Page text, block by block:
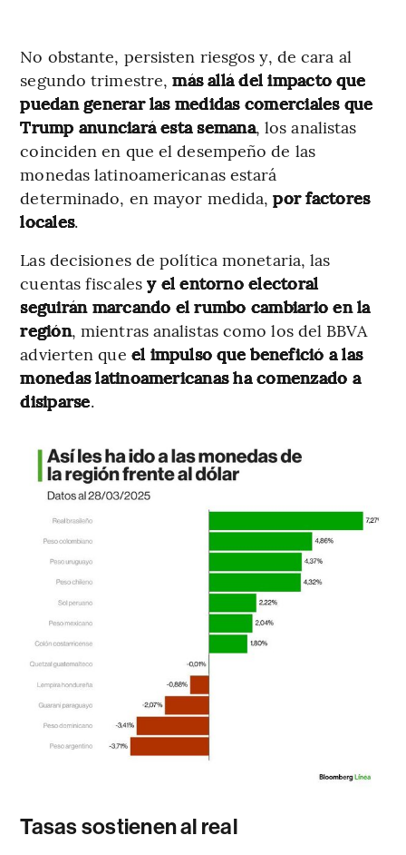
No obstante, persisten riesgos y, de cara al
segundo trimestre,más allá del impacto que
puedan generar las medidas comerciales que
Trump anunciará esta semana, los analistas
coinciden en que el desempeño de las
monedas latinoamericanas estará
determinado, en mayor medida,por factores
locales.
Las decisiones de política monetaria, las
cuentas fiscalesy el entorno electoral
seguirán marcando el rumbo cambiario en la
región, mientras analistas como los del BBVA
advierten que el impulso que benefició a las
monedas latinoamericanas ha comenzado a
disiparse.
Tasas sostienen al real